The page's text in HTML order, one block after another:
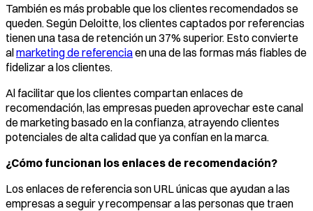
También es más probable que los clientes recomendados se
queden. Según Deloitte, los clientes captados por referencias
tienen una tasa de retención un 37% superior. Esto convierte
almarketing de referenciaen una de las formas más fiables de
fidelizar a los clientes.
Al facilitar que los clientes compartan enlaces de
recomendación, las empresas pueden aprovechar este canal
de marketing basado en la confianza, atrayendo clientes
potenciales de alta calidad que ya confían en la marca.
¿Cómo funcionan los enlaces de recomendación?
Los enlaces de referencia son URL únicas que ayudan a las
empresas a seguir y recompensar a las personas que traen